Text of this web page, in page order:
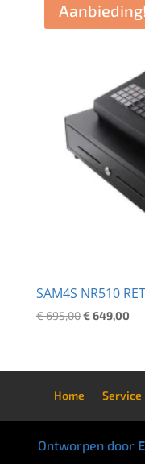
Aanbieding!
SAM4S NR510
€695,00
€ 695,00.
€649,00
€
Home
Service
Ontworpen door